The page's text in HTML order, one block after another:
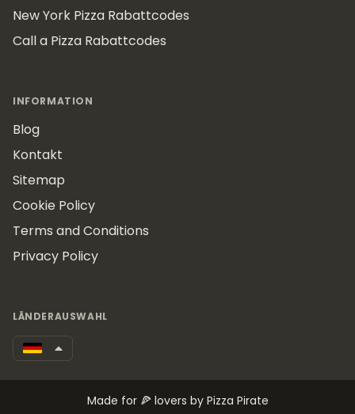
New York Pizza Rabattcodes
Call a Pizza Rabattcodes
INFORMATION
Blog
Kontakt
Sitemap
Cookie Policy
Terms and Conditions
Privacy Policy
LÄNDERAUSWAHL
Made for 🍕 lovers by Pizza Pirate